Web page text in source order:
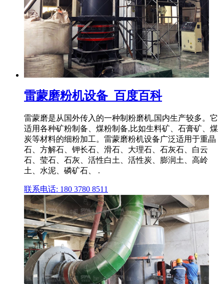
雷蒙磨粉机设备_百度百科
雷蒙磨是从国外传入的一种制粉磨机,国内生产较多。它
适用各种矿粉制备、煤粉制备,比如生料矿、石膏矿、煤
炭等材料的细粉加工。雷蒙磨粉机设备广泛适用于重晶
石、方解石、钾长石、滑石、大理石、石灰石、白云
石、莹石、石灰、活性白土、活性炭、膨润土、高岭
土、水泥、磷矿石、 .
联系电话: 180 3780 8511